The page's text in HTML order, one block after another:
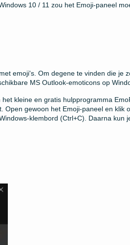
10 / 11 zou het Emoji-paneel
emoji's. Om degene te vinden die je
MS Outlook-emoticons op
kleine en gratis hulpprogramma
Open gewoon het Emoji-paneel en klik
klembord (Ctrl+C). Daarna kun